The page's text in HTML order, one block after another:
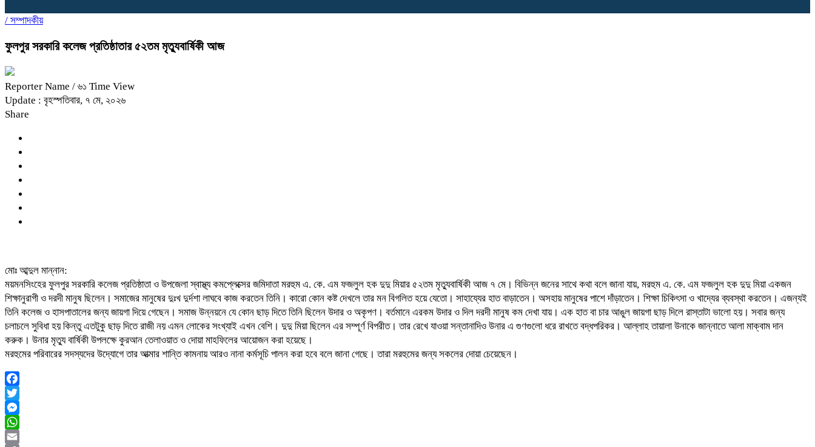
/ সম্পাদকীয়
ফুলপুর সরকারি কলেজ প্রতিষ্ঠাতার ৫২তম মৃত্যুবার্ষিকী আজ
Reporter Name / ৬১ Time View
Update : বৃহস্পতিবার, ৭ মে, ২০২৬
Share
মোঃ আব্দুল মান্নান:
ময়মনসিংহের ফুলপুর সরকারি কলেজ প্রতিষ্ঠাতা ও উপজেলা স্বাস্থ্য কমপ্লেক্সের জমিদাতা মরহুম এ. কে. এম ফজলুল হক দুদু মিয়ার ৫২তম মৃত্যুবার্ষিকী আজ ৭ মে। বিভিন্ন জনের সাথে কথা বলে জানা যায়, মরহুম এ. কে. এম ফজলুল হক দুদু মিয়া একজন
শিক্ষানুরাগী ও দরদী মানুষ ছিলেন। সমাজের মানুষের দুঃখ দুর্দশা লাঘবে কাজ করতেন তিনি। কারো কোন কষ্ট দেখলে তার মন বিগলিত হয়ে যেতো। সাহায্যের হাত বাড়াতেন। অসহায় মানুষের পাশে দাঁড়াতেন। শিক্ষা চিকিৎসা ও খাদ্যের ব্যবস্থা করতেন। এজন্যই
তিনি কলেজ ও হাসপাতালের জন্য জায়গা দিয়ে গেছেন। সমাজ উন্নয়নে যে কোন ছাড় দিতে তিনি ছিলেন উদার ও অকৃপণ। বর্তমানে এরকম উদার ও দিল দরদী মানুষ কম দেখা যায়। এক হাত বা চার আঙুল জায়গা ছাড় দিলে রাস্তাটা ভালো হয়। সবার জন্য
চলাচলে সুবিধা হয় কিন্তু এতটুকু ছাড় দিতে রাজী নয় এমন লোকের সংখ্যাই এখন বেশি। দুদু মিয়া ছিলেন এর সম্পূর্ণ বিপরীত। তার রেখে যাওয়া সন্তানাদিও উনার এ গুণগুলো ধরে রাখতে বদ্ধপরিকর। আল্লাহ তায়ালা উনাকে জান্নাতে আলা মাক্বাম দান
করুক। উনার মৃত্যু বার্ষিকী উপলক্ষে কুরআন তেলাওয়াত ও দোয়া মাহফিলের আয়োজন করা হয়েছে।
মরহুমের পরিবারের সদস্যদের উদ্যোগে তার আত্মার শান্তি কামনায় আরও নানা কর্মসূচি পালন করা হবে বলে জানা গেছে। তারা মরহুমের জন্য সকলের দোয়া চেয়েছেন।
Facebook
Twitter
Messenger
WhatsApp